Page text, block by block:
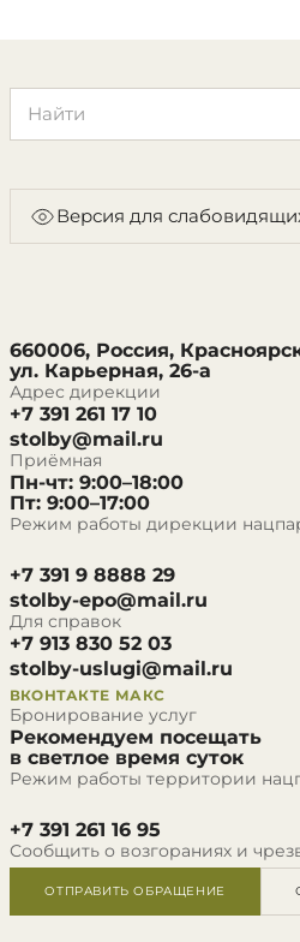
Версия для
660006, Россия,
ул. Карьерная, 26-а
Адрес дирекции
+7 391 261 17 10
stolby@mail.ru
Приёмная
Пн-чт: 9:00–18:00
Пт: 9:00–17:00
Режим работы дирекции
+7 391 9 8888 29
stolby-epo@mail.ru
Для справок
+7 913 830 52 03
stolby-uslugi@mail.ru
ВКОНТАКТЕ МАКС
Бронирование услуг
Рекомендуем посещать
в светлое время суток
Режим работы территории
+7 391 261 16 95
Сообщить о возгораниях и
ОТПРАВИТЬ ОБРАЩЕНИЕ